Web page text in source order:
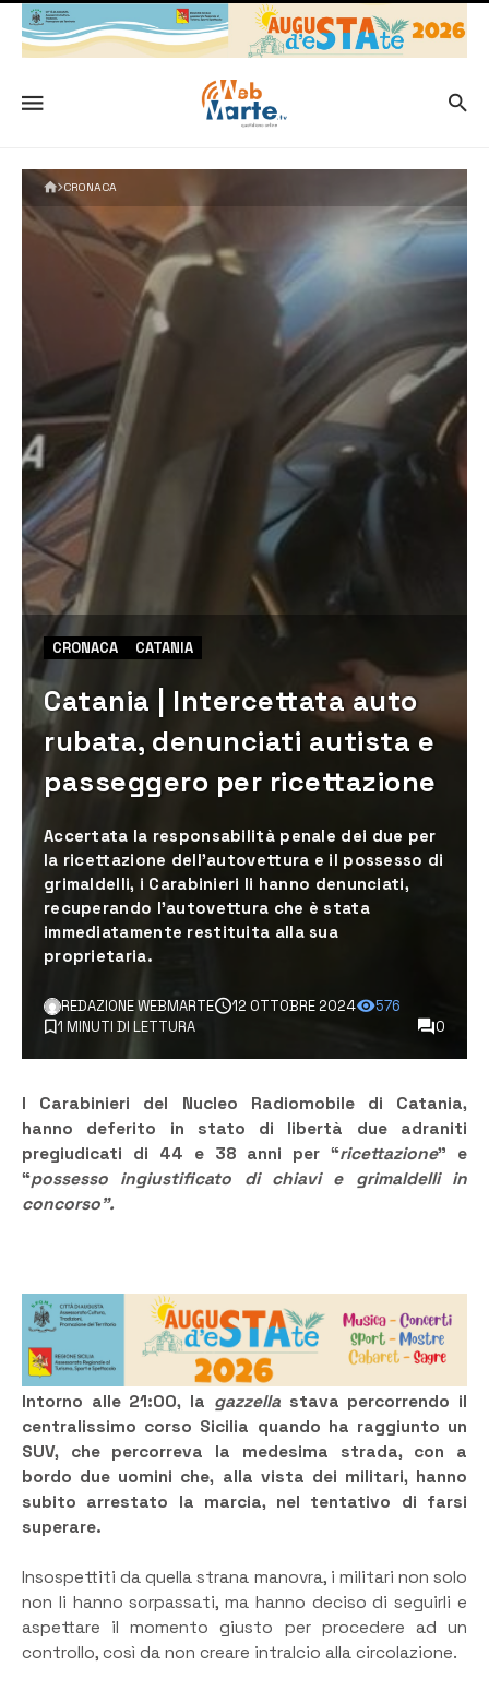
CRONACA
CRONACA CATANIA
Catania | Intercettata auto
rubata, denunciati autista e
passeggero per ricettazione
Accertata la responsabilità penale dei due per
la ricettazione dell’autovettura e il possesso di
grimaldelli, i Carabinieri li hanno denunciati,
recuperando l’autovettura che è stata
immediatamente restituita alla sua
proprietaria.
REDAZIONE WEBMARTE 12 OTTOBRE 2024
576
1 MINUTI DI LETTURA
0
I Carabinieri del Nucleo Radiomobile di Catania,
hanno deferito in stato di libertà due adraniti
pregiudicati di 44 e 38 anni per “ricettazione” e
“possesso ingiustificato di chiavi e grimaldelli in
concorso”.
Intorno alle 21:00, la gazzellastava percorrendo il
centralissimo corso Sicilia quando ha raggiunto un
SUV, che percorreva la medesima strada, con a
bordo due uomini che, alla vista dei militari, hanno
subito arrestato la marcia, nel tentativo di farsi
superare.
Insospettiti da quella strana manovra, i militari non solo
non li hanno sorpassati, ma hanno deciso di seguirli e
aspettare il momento giusto per procedere ad un
controllo, così da non creare intralcio alla circolazione.